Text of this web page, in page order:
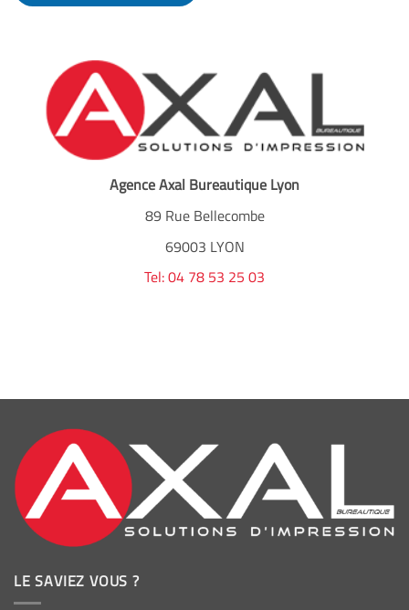
Agence Axal Bureautique Lyon
89 Rue Bellecombe
69003 LYON
Tel: 04 78 53 25 03
LE SAVIEZ VOUS ?